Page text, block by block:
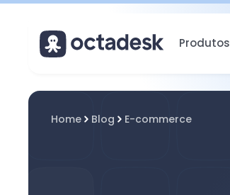
Produtos
Home Blog E-commerce